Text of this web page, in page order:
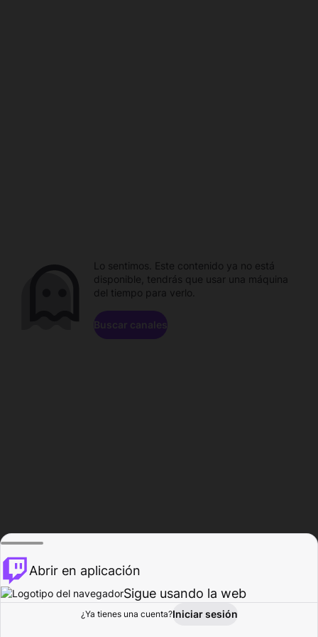
Explorar Actividad
Lo sentimos. Este contenido ya no está
disponible, tendrás que usar una máquina
del tiempo para verlo.
Buscar canales
Abrir en aplicación
Sigue usando la web
¿Ya tienes una cuenta?Iniciar sesión